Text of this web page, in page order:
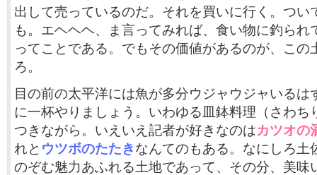
出して売っているのだ。それを買いに行く。つい
も。エヘヘヘ、ま言ってみれば、食い物に釣られ
ってことである。でもその価値があるのが、この
ろ。
目の前の太平洋には魚が多分ウジャウジャいるは
に一杯やりましょう。いわゆる皿鉢料理（さわち
つきながら。いえいえ記者が好きなのはカツオの
れと ウツボのたたきなんてのもある。なにしろ土
のぞむ魅力あふれる土地であって、その分、美味